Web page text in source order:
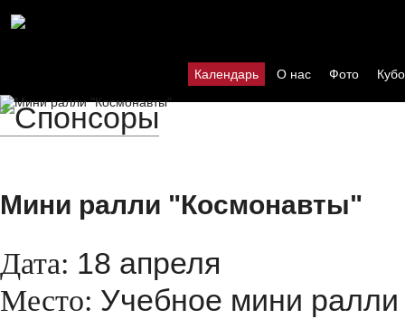
Календарь О нас Фото
Мини ралли "Космонавты"
Дата: 18 апреля
Место: Учебное мини ралли